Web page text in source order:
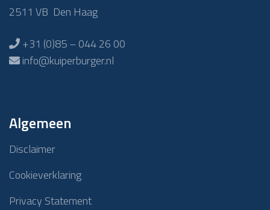
2511 VB Den Haag
+31 (0)85 – 044 26 00
info@kuiperburger.nl
Algemeen
Disclaimer
Cookieverklaring
Privacy Statement